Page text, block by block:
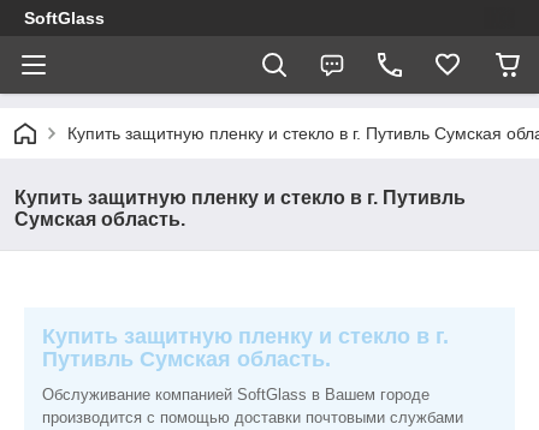
SoftGlass
Купить защитную пленку и стекло в г. Путивль Сумская
Купить защитную пленку и стекло в г. Путивль
Сумская область.
Купить защитную пленку и стекло в г.
Путивль Сумская область.
Обслуживание компанией SoftGlass в Вашем городе
производится с помощью доставки почтовыми службами